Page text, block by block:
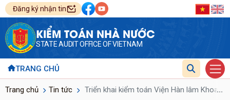
Đăng ký nhận tin
KIỂM TOÁN NHÀ NƯỚC
STATE AUDIT OFFICE OF VIETNAM
TRANG CHỦ
Trang chủ Tin tức Triển khai kiểm toán Viện Hàn lâm Khoa...